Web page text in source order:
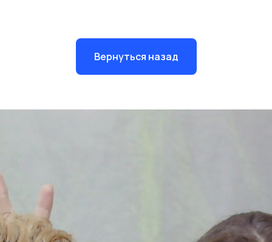
Вернуться назад